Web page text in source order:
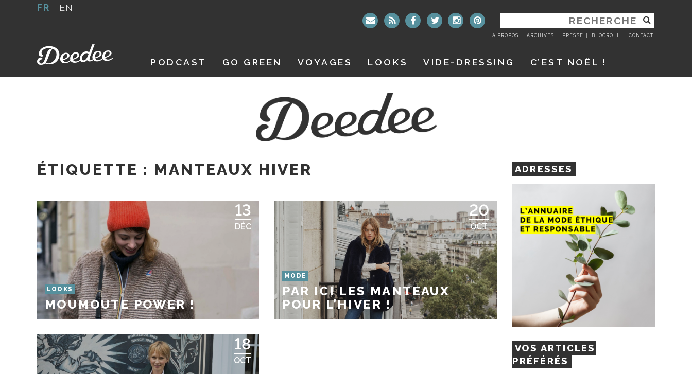
FR | EN
RECHERCHER
:
A PROPOS ARCHIVES PRESSE BLOGROLL CONTACT
PODCAST GO GREEN VOYAGES LOOKS VIDE-DRESSING C’EST NOËL !
ÉTIQUETTE : MANTEAUX HIVER
13
DÉC
LOOKS
MOUMOUTE POWER !
20
OCT
MODE
PAR ICI LES MANTEAUX
POUR L’HIVER !
18
OCT
ADRESSES
VOS ARTICLES
PRÉFÉRÉS